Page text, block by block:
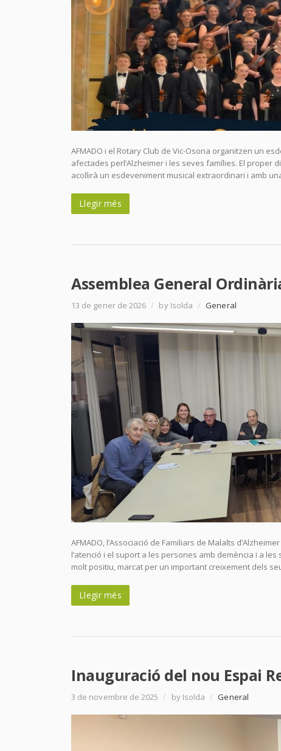
AFMADO i el Rotary Club de Vic-Osona organitzen un
afectades perl’Alzheimer i les seves famílies. El proper
acollirà un esdeveniment musical extraordinari i amb
Llegir més
Assemblea General
13 de gener de 2026 / by Isolda / General
AFMADO, l’Associació de Familiars de Malalts
l’atenció i el suport a les persones amb demència i a
molt positiu, marcat per un important creixement dels
Llegir més
Inauguració del nou Espai
3 de novembre de 2025 / by Isolda / General